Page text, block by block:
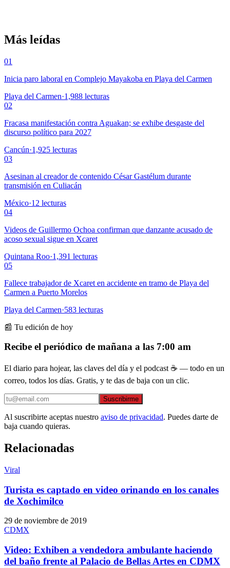
Más leídas
01
Inicia paro laboral en Complejo Mayakoba en Playa del Carmen
Playa del Carmen·1,988 lecturas
02
Fracasa manifestación contra Aguakan; se exhibe desgaste del
discurso político para 2027
Cancún·1,925 lecturas
03
Asesinan al creador de contenido César Gastélum durante
transmisión en Culiacán
México·12 lecturas
04
Videos de Guillermo Ochoa confirman que danzante acusado de
acoso sexual sigue en Xcaret
Quintana Roo·1,391 lecturas
05
Fallece trabajador de Xcaret en accidente en tramo de Playa del
Carmen a Puerto Morelos
Playa del Carmen·583 lecturas
📰 Tu edición de hoy
Recibe el periódico de mañana a las 7:00 am
El diario para hojear, las claves del día y el podcast ☕ — todo en un
correo, todos los días. Gratis, y te das de baja con un clic.
Suscribirme
Al suscribirte aceptas nuestro aviso de privacidad. Puedes darte de
baja cuando quieras.
Relacionadas
Viral
Turista es captado en video orinando en los canales
de Xochimilco
29 de noviembre de 2019
CDMX
Video: Exhiben a vendedora ambulante haciendo
del baño frente al Palacio de Bellas Artes en CDMX